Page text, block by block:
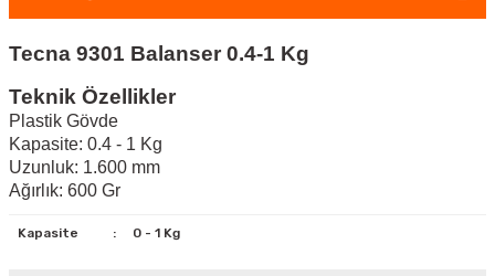
Tecna 9301 Balanser 0.4-1 Kg
Teknik Özellikler
Plastik Gövde
Kapasite: 0.4 - 1 Kg
Uzunluk: 1.600 mm
Ağırlık: 600 Gr
Kapasite : 0 - 1 Kg